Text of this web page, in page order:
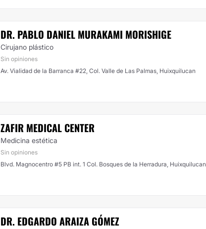
DR. PABLO DANIEL MURAKAMI MORISHIGE
Cirujano plástico
Sin opiniones
Av. Vialidad de la Barranca #22, Col. Valle de Las Palmas, Huixquilucan
ZAFIR MEDICAL CENTER
Medicina estética
Sin opiniones
Blvd. Magnocentro #5 PB int. 1 Col. Bosques de la Herradura, Huixquilucan
DR. EDGARDO ARAIZA GÓMEZ